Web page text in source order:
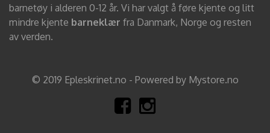
barnetøy i alderen 0-12 år. Vi har valgt å føre kjente og litt
mindre kjente barneklær fra Danmark, Norge og resten
av verden.
© 2019 Epleskrinet.no - Powered by Mystore.no